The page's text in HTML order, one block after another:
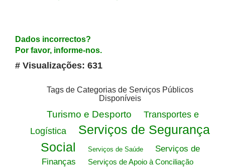
Dados incorrectos?
Por favor, informe-nos.
# Visualizações: 631
Tags de Categorias de Serviços Públicos
Disponíveis
Turismo e Desporto
Transportes e
Logística
Serviços de Segurança
Social
Serviços de Saúde
Serviços de
Finanças
Serviços de Apoio à Conciliação